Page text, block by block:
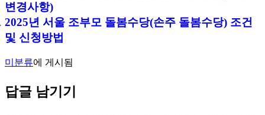
변경사항)
2025년 서울 조부모 돌봄수당(손주 돌봄수당) 조건
및 신청방법
미분류에 게시됨
답글 남기기